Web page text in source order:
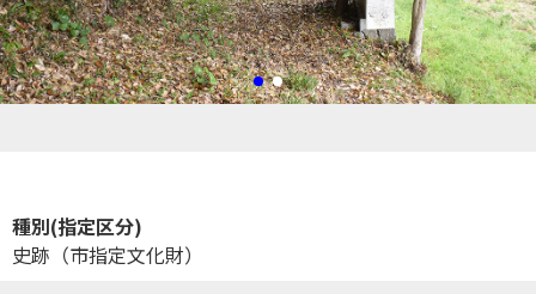
種別(指定区分)
史跡（市指定文化財）